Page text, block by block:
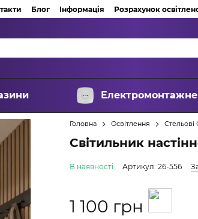
Блог Інформація Розрахунок
Головна Освітлення Стельові
Світильник
В наявності Артикул: 26-556
1 100 грн